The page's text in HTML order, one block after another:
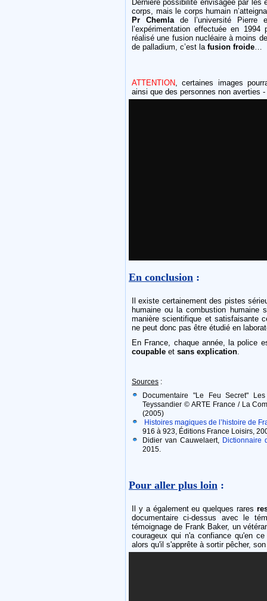
Dernière possibilité envisagée par
corps, mais le corps humain
Pr Chemla de l’université Pierre
l’expérimentation effectuée en
réalisé une fusion nucléaire à moins
de palladium, c’est la fusion froide
ATTENTION , certaines images
ainsi que des personnes non averties
En conclusion :
Il existe certainement des pistes
humaine ou la combustion humaine
manière scientifique et satisfaisante
ne peut donc pas être étudié en
En France, chaque année, la police
coupable et sans explication
Sources :
Documentaire "Le Feu Secret"
Teyssandier © ARTE France / La
(2005)
Histoires magiques de l’histoire de
916 à 923, Éditions France Loisirs,
Didier van Cauwelaert, Dictionnaire
2015.
Pour aller plus loin :
Il y a également eu quelques rares
documentaire ci-dessus avec le
témoignage de Frank Baker, un
courageux qui n'a confiance qu'en
alors qu'il s'apprête à sortir pêcher,